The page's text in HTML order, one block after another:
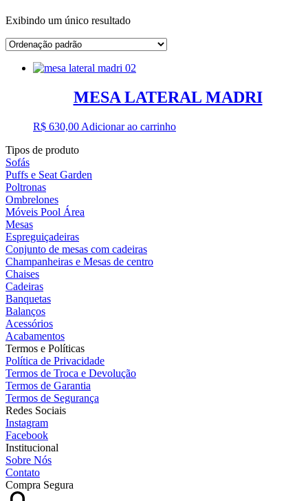
Exibindo um único resultado
MESA LATERAL MADRI
R$ 630,00 Adicionar ao carrinho
Tipos de produto
Sofás
Puffs e Seat Garden
Poltronas
Ombrelones
Móveis Pool Área
Mesas
Espreguiçadeiras
Conjunto de mesas com cadeiras
Champanheiras e Mesas de centro
Chaises
Cadeiras
Banquetas
Balanços
Acessórios
Acabamentos
Termos e Políticas
Política de Privacidade
Termos de Troca e Devolução
Termos de Garantia
Termos de Segurança
Redes Sociais
Instagram
Facebook
Institucional
Sobre Nós
Contato
Compra Segura